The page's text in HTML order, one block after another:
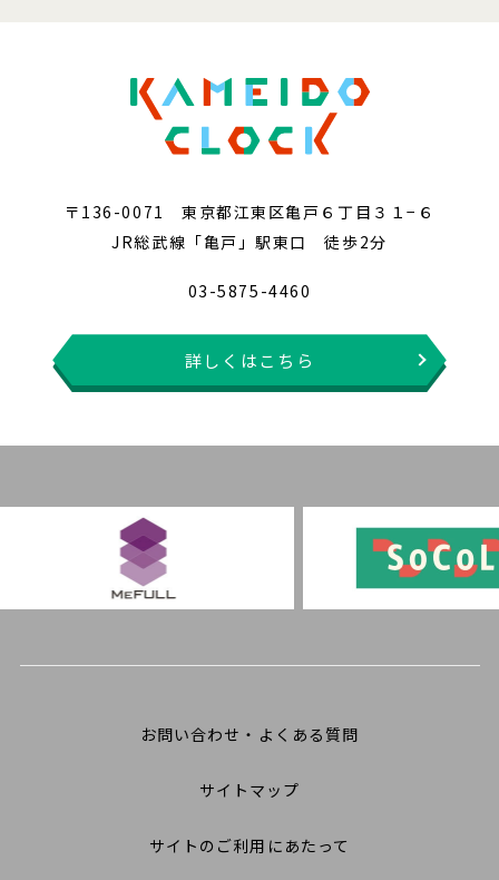
〒136-0071 東京都江東区亀戸６丁目３１−６
JR総武線「亀戸」駅東口 徒歩2分
03-5875-4460
詳しくはこちら
お問い合わせ・よくある質問
サイトマップ
サイトのご利用にあたって